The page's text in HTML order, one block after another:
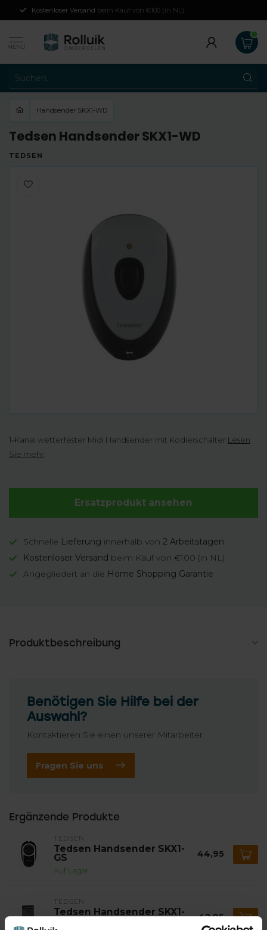
Kostenloser Versand beim Kauf von €100 (in NL)
MENU
Handsender SKX1-WD
Tedsen Handsender SKX1-WD
TEDSEN
1-Kanal wetterfester Midi Handsender mit Kodierschalter Lesen
Sie mehr
Ersatzprodukt ansehen
Schnelle Lieferung innerhalb von 2 Arbeitstagen
Kostenloser Versand beim Kauf von €100 (in NL)
Angegliedert an die Home Shopping Garantie
Produktbeschreibung
Benötigen Sie Hilfe bei der
Auswahl?
Kontaktieren Sie einen unserer Mitarbeiter
Fragen Sie uns
Ergänzende Produkte
TEDSEN
Tedsen Handsender SKX1-
GS
Auf Lager
44,95
TEDSEN
Tedsen Handsender SKX1- 42,95